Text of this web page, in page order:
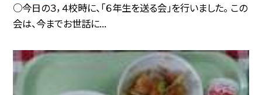
○今日の３，４校時に、「６年生を送る会」を行いました。 この
会は、今までお世話に...